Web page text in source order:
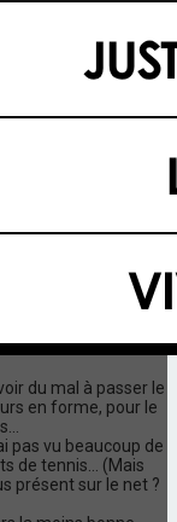
du mal à passer le
en forme, pour le
pas vu beaucoup de
de tennis... (Mais
présent sur le net ?